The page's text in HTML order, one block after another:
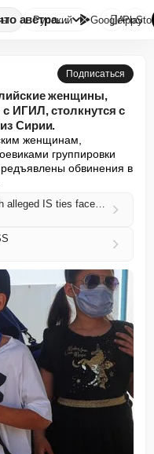
Полиция сообщает, что австрали...
Русский GooglePlay

Подписаться
женщины,
ИГИЛ, столкнутся с
Сирии.
женщинам,
группировки
обвинения в
Police say Australian women with alleged IS ties face charges on return from Syria